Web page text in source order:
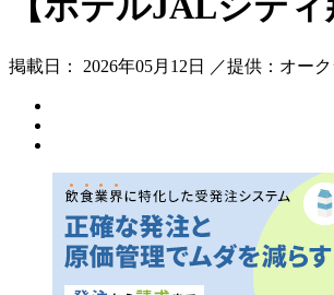
掲載日： 2026年05月12日 ／提供：オー